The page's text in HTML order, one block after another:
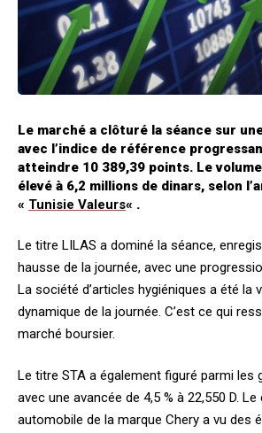
Le marché a clôturé la séance sur
avec l’indice de référence
atteindre 10 389,39 points. Le volume
élevé à 6,2 millions de dinars, selon
« Tunisie Valeurs« .
Le titre LILAS a dominé la séance,
hausse de la journée, avec une
La société d’articles hygiéniques a été la
dynamique de la journée. C’est ce qui
marché boursier.
Le titre STA a également figuré parmi les
avec une avancée de 4,5 % à 22,550 D.
automobile de la marque Chery a vu des